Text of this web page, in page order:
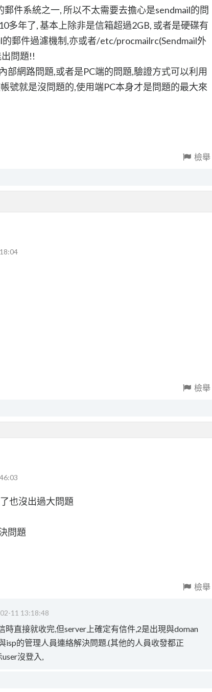
件系統之一, 所以不太需要去擔心是sendmail的問
多年了, 基本上除非是信箱超過2GB, 或者是硬碟有
郵件過濾機制,亦或者/etc/procmailrc(Sendmail外
問題!!
部網路問題,或者是PC端的問題,驗證方式可以利用
號就是沒問題的,使用端PC本身才是問題的最大來
檢舉
檢舉
也沒出過大問題
問題
檢舉
11 13:18:48
直接就收完,但server上確定有信件,2是出現與doman
isp的管理人員連絡解決問題.(其他的人員收發都正
沒登入,